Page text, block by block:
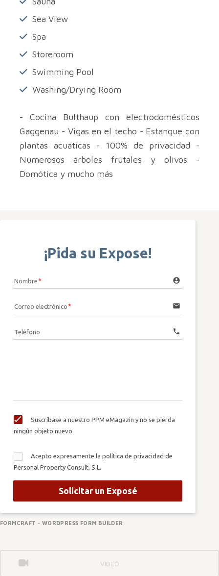
Sea View
Spa
Storeroom
Swimming Pool
Washing/Drying Room
- Cocina Bulthaup con electrodomésticos
Gaggenau - Vigas en el techo - Estanque con
plantas acuáticas - 100% de privacidad -
Numerosos árboles frutales y olivos -
Domótica y mucho más
¡Pida su Expose!
Nombre account_circle
Correo electrónico email
Teléfono call
Suscríbase a nuestro PPM eMagazin y no se pierda
ningún objeto nuevo.
Acepto expresamente la política de privacidad de
Personal Property Consult, S.L.
Solicitar un Exposé
FORMCRAFT - WORDPRESS FORM BUILDER
VIDEO